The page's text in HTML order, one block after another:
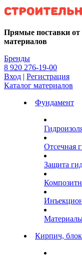
Kg
Прямые поставки от
материалов
Бренды
8 920 276-19-00
Вход | Регистрация
Каталог материалов
Фундамент
Отсечная
Защита
Кирпич,